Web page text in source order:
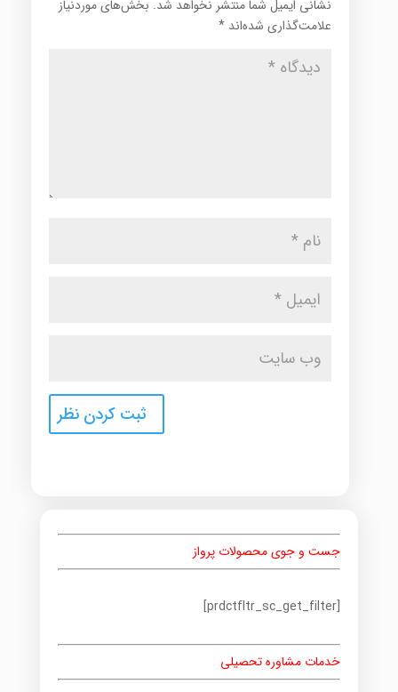
نشانی ایمیل شما منتشر نخواهد شد. بخش‌های موردنیاز
علامت‌گذاری شده‌اند *
جست و جوی محصولات پرواز
[prdctfltr_sc_get_filter]
خدمات مشاوره تحصیلی